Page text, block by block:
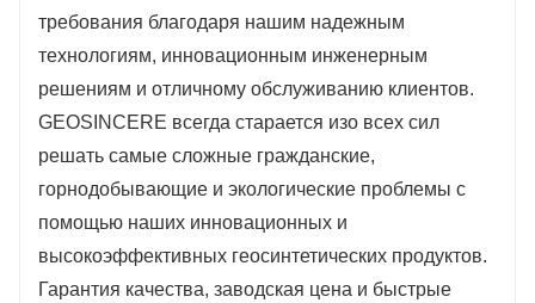
требования благодаря нашим надежным
технологиям, инновационным инженерным
решениям и отличному обслуживанию клиентов.
GEOSINCERE всегда старается изо всех сил
решать самые сложные гражданские,
горнодобывающие и экологические проблемы с
помощью наших инновационных и
высокоэффективных геосинтетических продуктов.
Гарантия качества, заводская цена и быстрые